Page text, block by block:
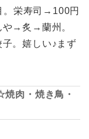
。栄寿司→100円
→炙→蘭州。
。嬉しい♪まず
肉・焼き鳥・